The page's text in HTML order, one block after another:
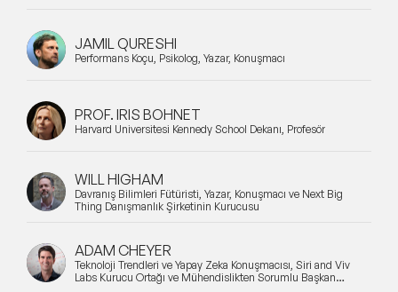
JAMIL QURESHI
Performans Koçu, Psikolog, Yazar, Konuşmacı
PROF. IRIS BOHNET
Harvard Üniversitesi Kennedy School Dekanı, Profesör
WILL HIGHAM
Davranış Bilimleri Fütüristi, Yazar, Konuşmacı ve Next Big
Thing Danışmanlık Şirketinin Kurucusu
ADAM CHEYER
Teknoloji Trendleri ve Yapay Zeka Konuşmacısı, Siri and Viv
Labs Kurucu Ortağı ve Mühendislikten Sorumlu Başkan